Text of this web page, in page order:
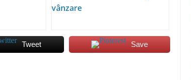
vânzare
Tweet Save